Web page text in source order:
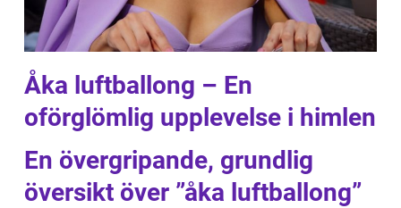
Åka luftballong – En
oförglömlig upplevelse i himlen
En övergripande, grundlig
översikt över ”åka luftballong”